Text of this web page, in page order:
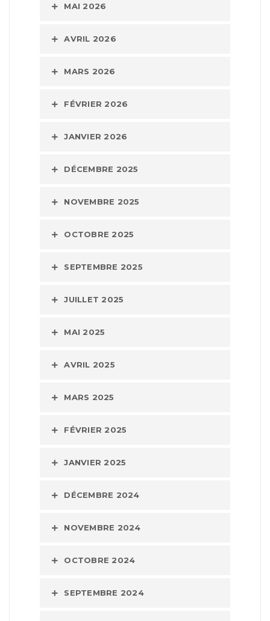
MAI 2026
AVRIL 2026
MARS 2026
FÉVRIER 2026
JANVIER 2026
DÉCEMBRE 2025
NOVEMBRE 2025
OCTOBRE 2025
SEPTEMBRE 2025
JUILLET 2025
MAI 2025
AVRIL 2025
MARS 2025
FÉVRIER 2025
JANVIER 2025
DÉCEMBRE 2024
NOVEMBRE 2024
OCTOBRE 2024
SEPTEMBRE 2024